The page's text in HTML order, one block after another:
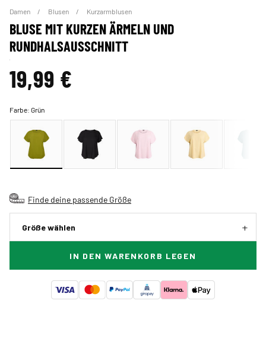
Damen Blusen Kurzarmblusen
BLUSE MIT KURZEN ÄRMELN UND
RUNDHALSAUSSCHNITT
19,99 €
Farbe:Grün
Finde deine passende Größe
Größe wählen
IN DEN WARENKORB LEGEN